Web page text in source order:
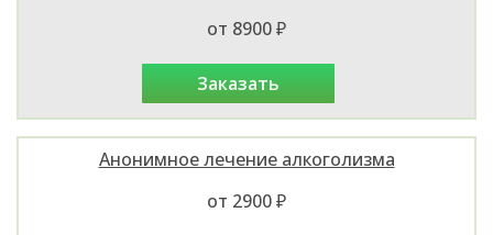
от 8900 ₽
заказать
Анонимное лечение алкоголизма
от 2900 ₽